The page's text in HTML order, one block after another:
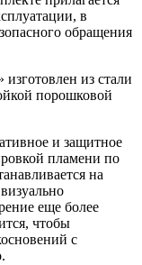
в
обращения
из стали
порошковой
и защитное
пламени по
на
еще более
чтобы
с